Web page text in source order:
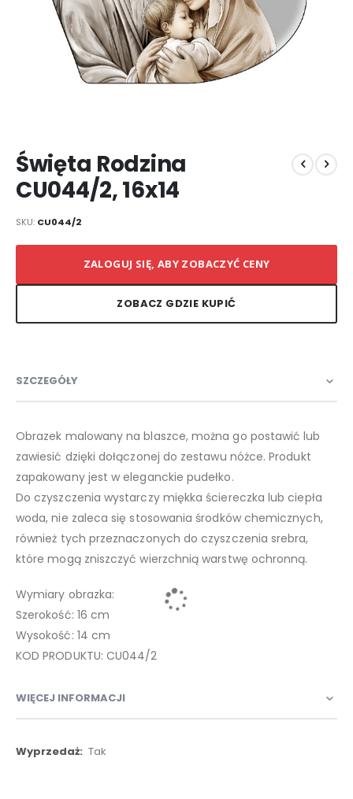
na
początek
galerii
Święta Rodzina
CU044/2, 16x14
SKU CU044/2
ZALOGUJ SIĘ, ABY ZOBACZYĆ CENY
ZOBACZ GDZIE KUPIĆ
SZCZEGÓŁY
Obrazek malowany na blaszce, można go postawić lub
zawiesić dzięki dołączonej do zestawu nóżce. Produkt
zapakowany jest w eleganckie pudełko.
Do czyszczenia wystarczy miękka ściereczka lub ciepła
woda, nie zaleca się stosowania środków chemicznych,
również tych przeznaczonych do czyszczenia srebra,
które mogą zniszczyć wierzchnią warstwę ochronną.
Wymiary obrazka:
Szerokość: 16 cm
Wysokość: 14 cm
KOD PRODUKTU: CU044/2
WIĘCEJ INFORMACJI
Więcej
Tak